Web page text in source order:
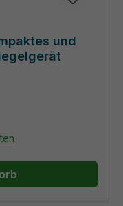
und